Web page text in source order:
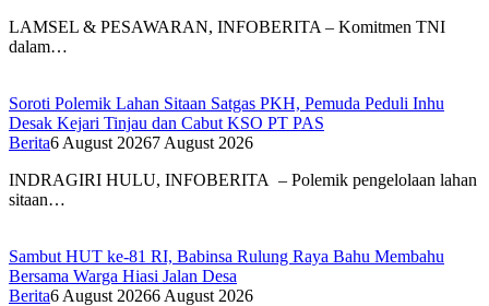
LAMSEL & PESAWARAN, INFOBERITA – Komitmen TNI
dalam…
Soroti Polemik Lahan Sitaan Satgas PKH, Pemuda Peduli Inhu
Desak Kejari Tinjau dan Cabut KSO PT PAS
Berita6 August 20267 August 2026
INDRAGIRI HULU, INFOBERITA – Polemik pengelolaan lahan
sitaan…
Sambut HUT ke-81 RI, Babinsa Rulung Raya Bahu Membahu
Bersama Warga Hiasi Jalan Desa
Berita6 August 20266 August 2026